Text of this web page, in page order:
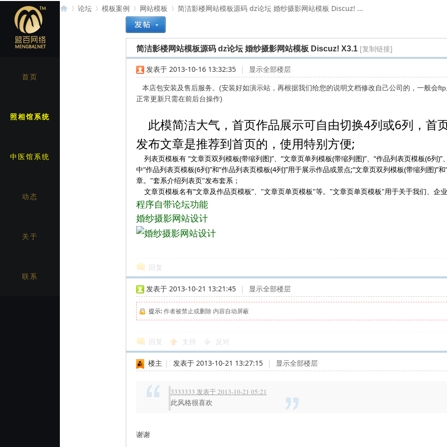
首页
照相馆系统
中医馆系统
动态
关于
联系
论坛 模板案例 网站模板
›
简洁影楼网站模板源码 dz论坛 婚纱摄影网站模板 Discuz! ...
简洁影楼网站模板源码 dz论坛 婚纱摄影网站模板 Discuz! X3.1 [复制链接]
发表于 2013-10-16 13:32:35 | 显示全部楼层
本店包安装及售后服务。(安装好如演示站，再根据我们给您的说明文档修改自己公司的，一般会
正常更新只需在前后台操作)
此模简洁大气，首页作品展示可自由切换4列或6列，首
发布文章是推荐到首页的，使用特别方便;
列表页模板有 “文章页双列模板(带缩列图)”、“文章页单列模板(带缩列图)”、“作品列表页模板(6列
中“作品列表页模板(6列)”和“作品列表页模板(4列)”用于展示作品或景点;“文章页双列模板(带缩列图)”
章。"套系介绍列表页"发布套系；
文章页模板名有“文章及作品页模板”、"文章页单页模板"等。"文章页单页模板"用于关于我们、企
程序自带论坛功能
婚纱摄影网站设计
回复
发表于 2013-10-21 13:21:45 | 显示全部楼层
提示:作者被禁止或删除 内容自动屏蔽
回复 支持 反对
楼主 | 发表于 2013-10-21 13:27:15 | 显示全部楼层
3333333 发表于 2013-10-21 05:21
此风格很喜欢
谢谢